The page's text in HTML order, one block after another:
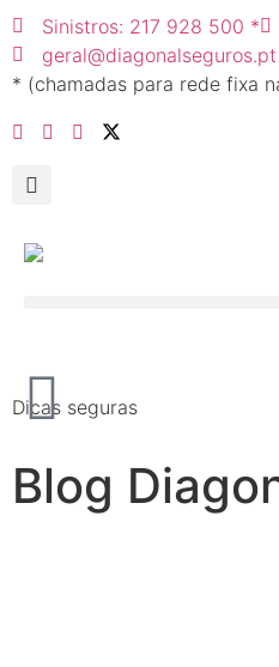
Sinistros: 217 928 500 *
geral@diagonalseguros.pt
* (chamadas para rede fixa
Dicas seguras
Blog